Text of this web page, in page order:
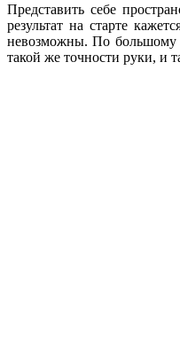
Представить себе
результат на старте
невозможны. По большому
такой же точности руки, и